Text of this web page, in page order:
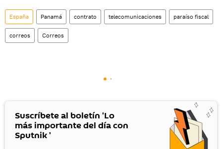
España Panamá contrato telecomunicaciones paraíso fiscal
correos Correos
Suscríbete al boletín 'Lo
más importante del día con
Sputnik '